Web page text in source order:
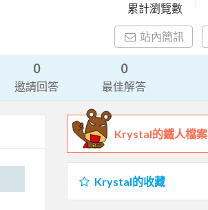
累計瀏覽數
站內簡訊
0
邀請回答
0
最佳解答
Krystal的鐵人檔案
Krystal的收藏